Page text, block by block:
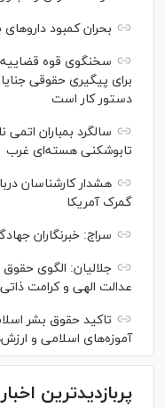
بحران کمبود
سخنگوی قوه قضاییه:
برای پیگیری حقوقی
دستور کار است
سالگرد بمباران اتمی
تابوشکنی هسته‌ای غرب
هشدار کارشناسان
گمرک آمریکا
سراج: خبرنگاران
جلالیان: الگوی
عدالت الهی و کرامت
تاکید حقوق بشر
آموزه‌های اسلامی و
پربازدیدترین اخبار